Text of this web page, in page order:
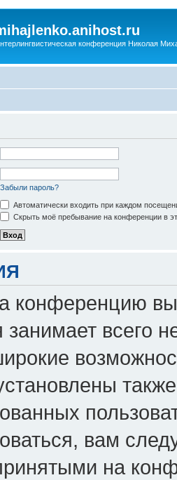
конференция Николая
Забыли пароль?
Автоматически входить при каждом
Скрыть моё пребывание на конференции в
конференцию
занимает всего
вам
на